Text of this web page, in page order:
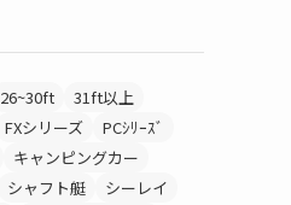
26~30ft
31ft以上
FXシリーズ
PCｼﾘｰｽﾞ
キャンピングカー
シャフト艇
シーレイ